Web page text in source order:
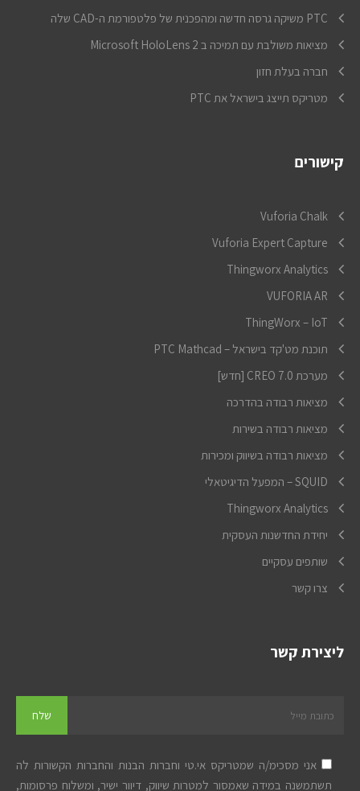
PTC משיקה גרסה חדשה ומהפכנית של פלטפורמת ה-CAD שלה
מציאות משולבת עם תמיכה ב Microsoft HoloLens 2
חברה בעלת חזון
מטריקס תייצג בישראל את PTC
קישורים
Vuforia Chalk
Vuforia Expert Capture
Thingworx Analytics
VUFORIA AR
ThingWorx – IoT
תוכנת מט'קד בישראל – PTC Mathcad
מערכת CREO 7.0 [חדש]
מציאות רבודה בהדרכה
מציאות רבודה בשירות
מציאות רבודה בשיווק ומכירות
SQUID – המפעל הדיגיטאלי
Thingworx Analytics
יחידת החדשנות העסקית
שותפים עסקיים
צרו קשר
ליצירת קשר
אני מסכימ/ה שמטריקס אי.טי וחברות הבנות והחברות הקשורות לה
תשתמשנה במידה שאמסור למטרות שיווק, דיוור ישיר, ומשלוח פרסומות,